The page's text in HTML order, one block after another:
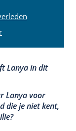
Lanya in dit
Lanya voor
die je niet kent,